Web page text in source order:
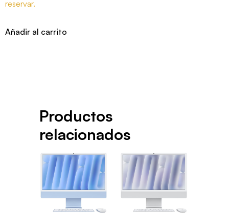
reservar.
Añadir al carrito
Productos
relacionados